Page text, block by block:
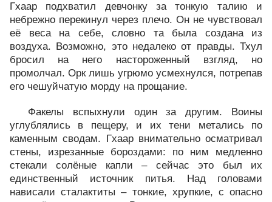
Гхаар подхватил девчонку за тонкую талию и
небрежно перекинул через плечо. Он не чувствовал
её веса на себе, словно та была создана из
воздуха. Возможно, это недалеко от правды. Тхул
бросил на него настороженный взгляд, но
промолчал. Орк лишь угрюмо усмехнулся, потрепав
его чешуйчатую морду на прощание.
Факелы вспыхнули один за другим. Воины
углублялись в пещеру, и их тени метались по
каменным сводам. Гхаар внимательно осматривал
стены, изрезанные бороздами: по ним медленно
стекали солёные капли – сейчас это был их
единственный источник питья. Над головами
нависали сталактиты – тонкие, хрупкие, с опасно